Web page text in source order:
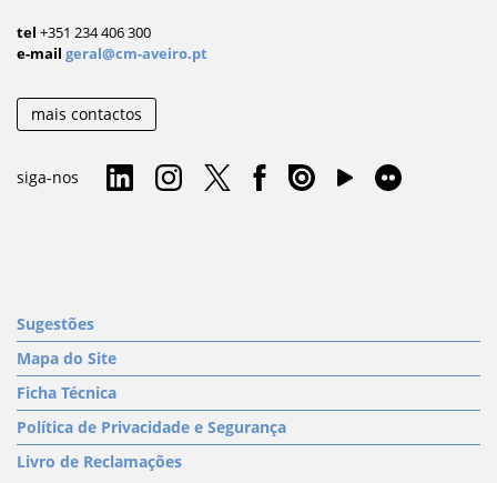
tel +351 234 406 300
e-mail geral@cm-aveiro.pt
mais contactos
siga-nos
Sugestões
Mapa do Site
Ficha Técnica
Política de Privacidade e Segurança
Livro de Reclamações